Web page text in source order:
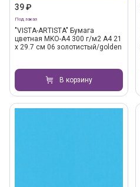
39 ₽
Под заказ
"VISTA-ARTISTA" Бумага
цветная MKO-A4 300 г/м2 A4 21
х 29.7 см 06 золотистый/golden
В корзину